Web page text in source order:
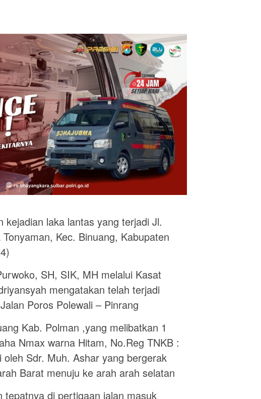
kejadian laka lantas yang terjadi Jl.
Kec. Binuang, Kabupaten
SH, SIK, MH melalui Kasat
mengatakan telah terjadi
Poros Polewali – Pinrang
Kab. Polman ,yang melibatkan 1
Nmax warna Hitam, No.Reg TNKB :
Sdr. Muh. Ashar yang bergerak
Barat menuju ke arah arah selatan
tepatnya di pertigaan jalan masuk